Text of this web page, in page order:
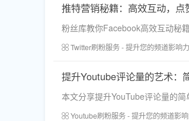
推特营销秘籍：高效互动，点
粉丝库教你Facebook高效互动秘
Twitter刷粉服务 - 提升您的频道影响
提升Youtube评论量的艺术：
本文分享提升YouTube评论量的
Youtube刷粉服务 - 提升您的频道影